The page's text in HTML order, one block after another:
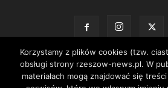
Korzystamy z plików cookies (tzw.
obsługi strony rzeszow-news.pl. W
materiałach mogą znajdować się